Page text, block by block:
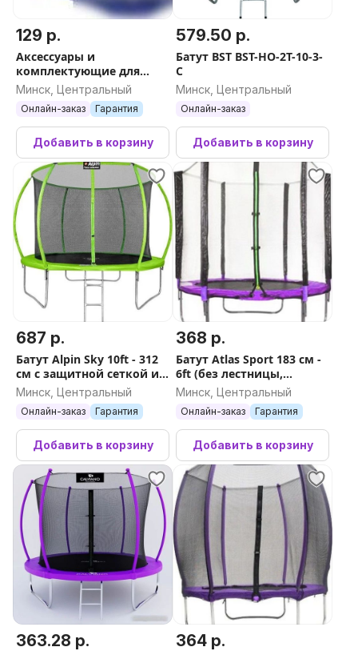
129 р.
Аксессуары и
комплектующие для
батутов Atlas Sport кожух
защитный для 13ft
Минск, Центральный
Онлайн-заказ Гарантия
Добавить в корзину
579.50 р.
Батут BST BST-HO-2T-10-3-
C
Минск, Центральный
Онлайн-заказ
Добавить в корзину
687 р.
Батут Alpin Sky 10ft - 312
см с защитной сеткой и
лестницей
Минск, Центральный
Онлайн-заказ Гарантия
Добавить в корзину
368 р.
Батут Atlas Sport 183 см -
6ft (без лестницы,
внешняя сетка,
сливовый)
Минск, Центральный
Онлайн-заказ Гарантия
Добавить в корзину
363.28 р. 364 р.